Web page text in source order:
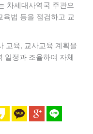
차세대사역국 주관으
육법 등을 점검하고 교
교육, 교사교육 계획을
일정과 조율하여 자체